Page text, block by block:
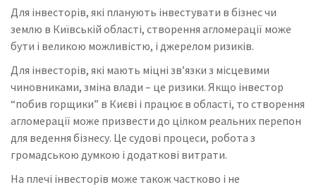
Для інвесторів, які планують інвестувати в бізнес чи
землю в Київській області, створення агломерації може
бути і великою можливістю, і джерелом ризиків.
Для інвесторів, які мають міцні зв’язки з місцевими
чиновниками, зміна влади – це ризики. Якщо інвестор
“побив горщики” в Києві і працює в області, то створення
агломерації може призвести до цілком реальних перепон
для ведення бізнесу. Це судові процеси, робота з
громадською думкою і додаткові витрати.
На плечі інвесторів може також частково і не